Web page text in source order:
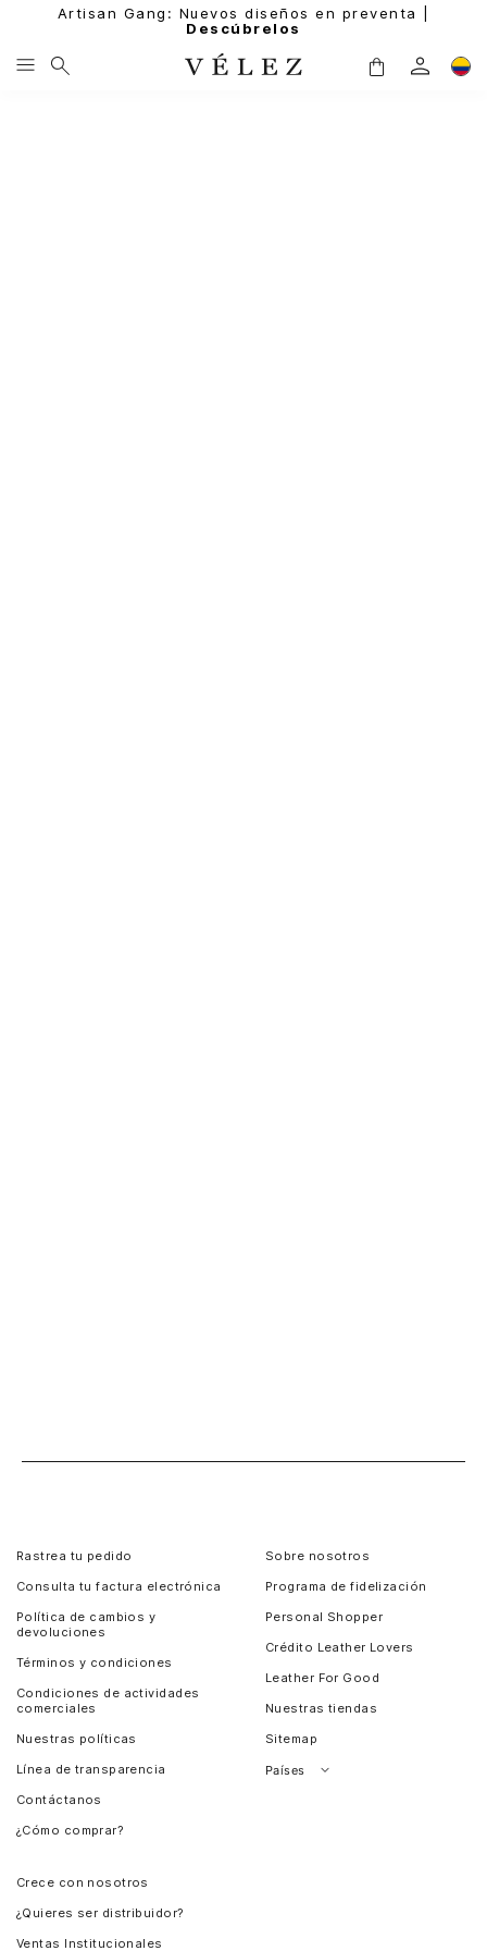
Artisan Gang: Nuevos diseños en preventa |
Descúbrelos
Rastrea tu pedido
Consulta tu factura electrónica
Política de cambios y
devoluciones
Términos y condiciones
Condiciones de actividades
comerciales
Nuestras políticas
Línea de transparencia
Contáctanos
¿Cómo comprar?
Sobre nosotros
Programa de fidelización
Personal Shopper
Crédito Leather Lovers
Leather For Good
Nuestras tiendas
Sitemap
Países
Crece con nosotros
¿Quieres ser distribuidor?
Ventas Institucionales